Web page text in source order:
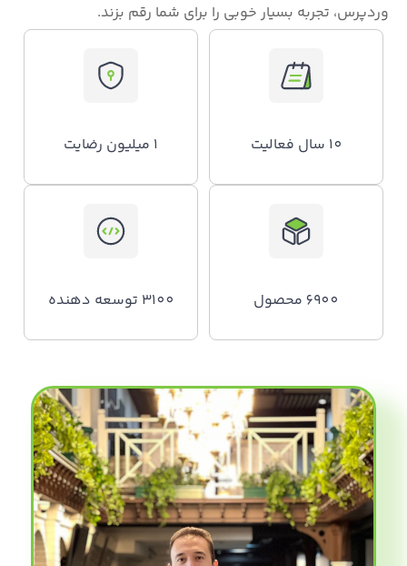
وردپرس، تجربه بسیار خوبی را برای شما رقم بزند.
10 سال فعالیت 1 میلیون رضایت
6900 محصول 3100 توسعه دهنده